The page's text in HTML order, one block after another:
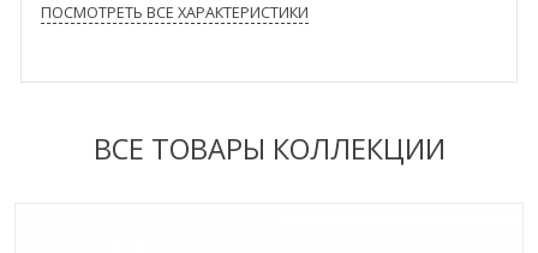
ПОСМОТРЕТЬ ВСЕ ХАРАКТЕРИСТИКИ
ВСЕ ТОВАРЫ КОЛЛЕКЦИИ